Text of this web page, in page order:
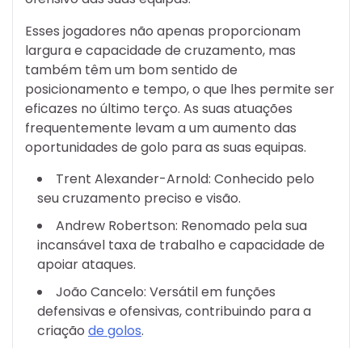
Esses jogadores não apenas proporcionam
largura e capacidade de cruzamento, mas
também têm um bom sentido de
posicionamento e tempo, o que lhes permite ser
eficazes no último terço. As suas atuações
frequentemente levam a um aumento das
oportunidades de golo para as suas equipas.
Trent Alexander-Arnold: Conhecido pelo
seu cruzamento preciso e visão.
Andrew Robertson: Renomado pela sua
incansável taxa de trabalho e capacidade de
apoiar ataques.
João Cancelo: Versátil em funções
defensivas e ofensivas, contribuindo para a
criação de golos.